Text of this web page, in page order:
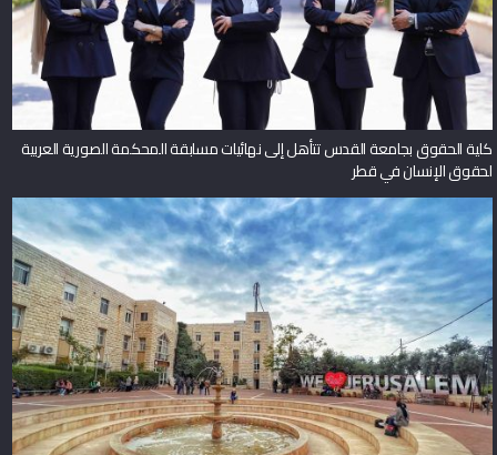
كلية الحقوق بجامعة القدس تتأهل إلى نهائيات مسابقة المحكمة الصورية العربية
لحقوق الإنسان في قطر